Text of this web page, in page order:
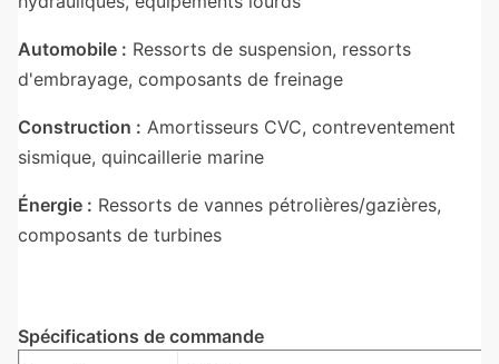
Automobile : Ressorts de suspension, ressorts
d'embrayage, composants de freinage
Construction : Amortisseurs CVC, contreventement
sismique, quincaillerie marine
Énergie : Ressorts de vannes pétrolières/gazières,
composants de turbines
Spécifications de commande